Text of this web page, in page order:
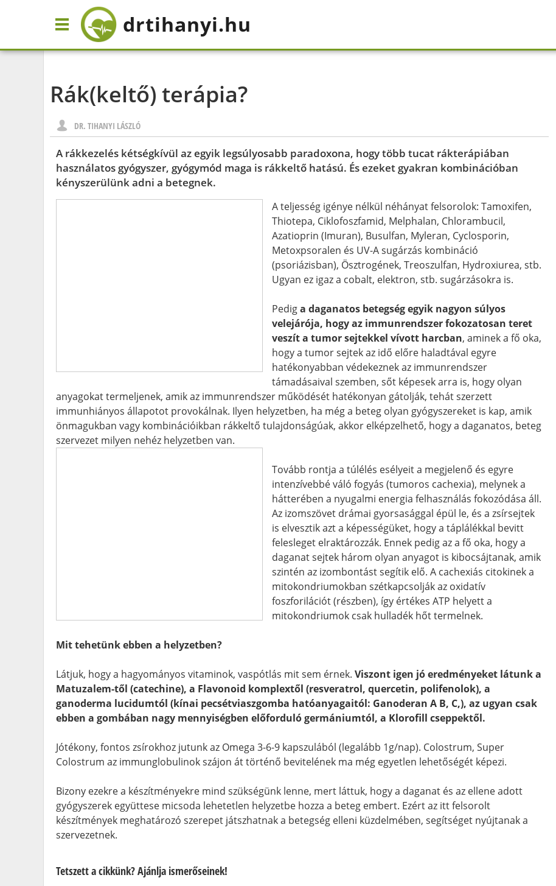
drtihanyi.hu
Rák(keltő) terápia?
DR. TIHANYI LÁSZLÓ
A rákkezelés kétségkívül az egyik legsúlyosabb paradoxona, hogy több tucat rákterápiában
használatos gyógyszer, gyógymód maga is rákkeltő hatású. És ezeket gyakran kombinációban
kényszerülünk adni a betegnek.
A teljesség igénye nélkül néhányat felsorolok: Tamoxifen,
Thiotepa, Ciklofoszfamid, Melphalan, Chlorambucil,
Azatioprin (Imuran), Busulfan, Myleran, Cyclosporin,
Metoxpsoralen és UV-A sugárzás kombináció
(psoriázisban), Ösztrogének, Treoszulfan, Hydroxiurea, stb.
Ugyan ez igaz a cobalt, elektron, stb. sugárzásokra is.
Pediga daganatos betegség egyik nagyon súlyos
velejárója, hogy az immunrendszer fokozatosan teret
veszít a tumor sejtekkel vívott harcban, aminek a fő oka,
hogy a tumor sejtek az idő előre haladtával egyre
hatékonyabban védekeznek az immunrendszer
támadásaival szemben, sőt képesek arra is, hogy olyan
anyagokat termeljenek, amik az immunrendszer működését hatékonyan gátolják, tehát szerzett
immunhiányos állapotot provokálnak. Ilyen helyzetben, ha még a beteg olyan gyógyszereket is kap, amik
önmagukban vagy kombinációikban rákkeltő tulajdonságúak, akkor elképzelhető, hogy a daganatos, beteg
szervezet milyen nehéz helyzetben van.
Tovább rontja a túlélés esélyeit a megjelenő és egyre
intenzívebbé váló fogyás (tumoros cachexia), melynek a
hátterében a nyugalmi energia felhasználás fokozódása áll.
Az izomszövet drámai gyorsasággal épül le, és a zsírsejtek
is elvesztik azt a képességüket, hogy a táplálékkal bevitt
felesleget elraktározzák. Ennek pedig az a fő oka, hogy a
daganat sejtek három olyan anyagot is kibocsájtanak, amik
szintén az izombontást segítik elő. A cachexiás citokinek a
mitokondriumokban szétkapcsolják az oxidatív
foszforilációt (részben), így értékes ATP helyett a
mitokondriumok csak hulladék hőt termelnek.
Mit tehetünk ebben a helyzetben?
Látjuk, hogy a hagyományos vitaminok, vaspótlás mit sem érnek. Viszont igen jó eredményeket látunk a
Matuzalem-től (catechine), a Flavonoid komplextől (resveratrol, quercetin, polifenolok), a
ganoderma lucidumtól (kínai pecsétviaszgomba hatóanyagaitól: Ganoderan A B, C,), az ugyan csak
ebben a gombában nagy mennyiségben előforduló germániumtól, a Klorofill cseppektől.
Jótékony, fontos zsírokhoz jutunk az Omega 3-6-9 kapszulából (legalább 1g/nap). Colostrum, Super
Colostrum az immunglobulinok szájon át történő bevitelének ma még egyetlen lehetőségét képezi.
Bizony ezekre a készítményekre mind szükségünk lenne, mert láttuk, hogy a daganat és az ellene adott
gyógyszerek együttese micsoda lehetetlen helyzetbe hozza a beteg embert. Ezért az itt felsorolt
készítmények meghatározó szerepet játszhatnak a betegség elleni küzdelmében, segítséget nyújtanak a
szervezetnek.
Tetszett a cikkünk? Ajánlja ismerőseinek!